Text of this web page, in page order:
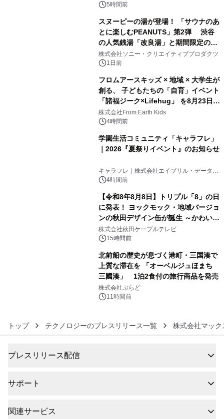
得な素泊まり連泊プランで
5時間前
スヌーピーの湯が登場！ 「サウナのあ
とに楽しむPEANUTS」第2弾 渋谷
の人気銭湯「改良湯」と期間限定のコ
ラボレーション サウナイキタイコラ
ボグッズも発売決定！
株式会社ソニー・クリエイティブプロダクツ
1日前
フロムアースキッズ × 地域 × 大学生が
創る、 子どもたちの「自育」イベント
「諸福ジーク×Lifehug」 を8月23日
(日)開催
株式会社From Earth Kids
4時間前
学園生活コミュニティ「キャラフレ」
｜2026『夏祭りイベント』のお知らせ
キャラフレ｜株式会社エイプリル・データ・
デザインズ
4時間前
【令和8年8月8日】トリプル「8」の日
に発表！ ヨックモック・地域バージョ
ンの秋田デザイン缶が誕生 ～かわいい
秋田犬の子犬と秋田の四季と名所を巡
るパッケージ～ 9月1日(火)秋田県内で
株式会社秋田ケーブルテレビ
15時間前
北前船の歴史が息づく港町・三国湊で
上質な滞在を 「オーベルジュほまち
三國湊」 1泊2食付の旅行商品を発売
株式会社ぷらど
11時間前
トップ テクノロジーのプレスリリース一覧 株式会社マック
プレスリリース配信
サポート
関連サービス